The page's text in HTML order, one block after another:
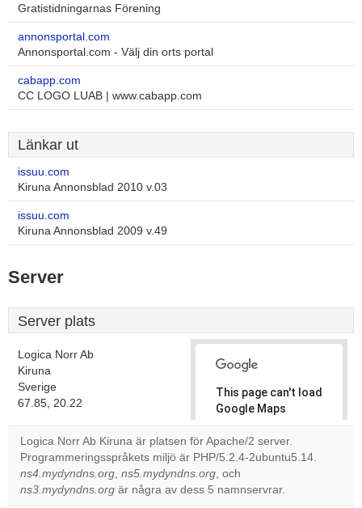
Gratistidningarnas Förening
annonsportal.com
Annonsportal.com - Välj din orts portal
cabapp.com
CC LOGO LUAB | www.cabapp.com
Länkar ut
issuu.com
Kiruna Annonsblad 2010 v.03
issuu.com
Kiruna Annonsblad 2009 v.49
Server
Server plats
Logica Norr Ab
Kiruna
Sverige
67.85, 20.22
This page can't load
Google Maps
correctly.
Do you
own this
website?
Logica Norr Ab Kiruna är platsen för Apache/2 server.
Programmeringsspråkets miljö är PHP/5.2.4-2ubuntu5.14.
ns4.mydyndns.org, ns5.mydyndns.org, och
ns3.mydyndns.org är några av dess 5 namnservrar.